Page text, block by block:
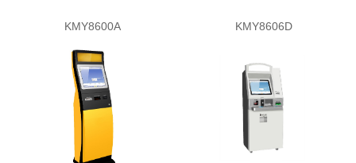
KMY8600A KMY8606D